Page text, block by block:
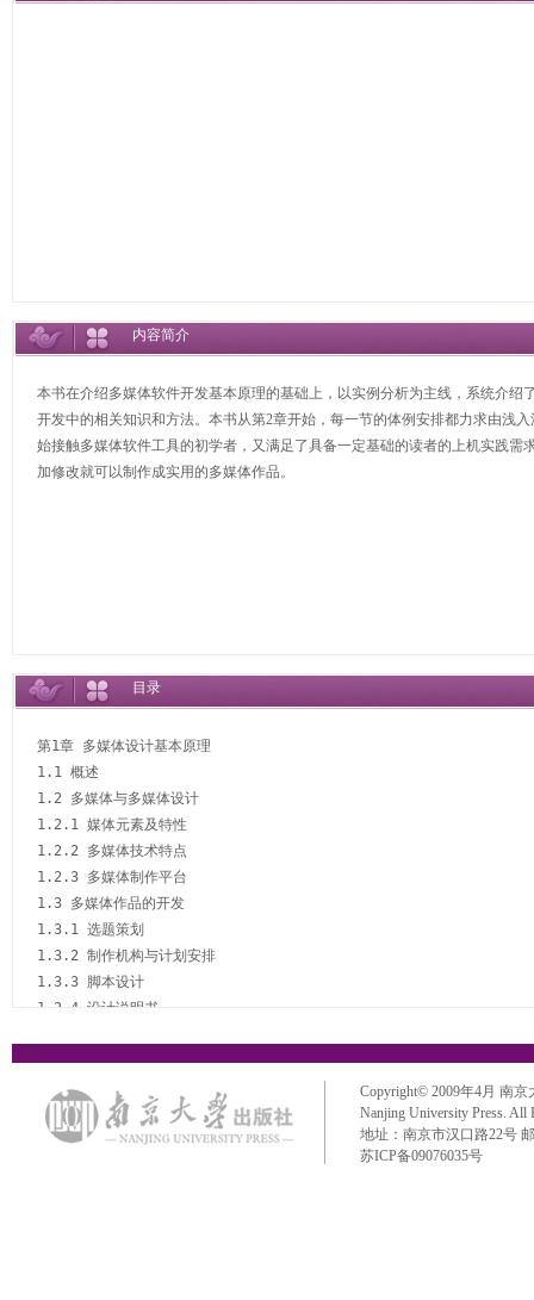
内容简介
本书在介绍多媒体软件开发基本原理的基础上，以实例分析为主线，系统介绍
开发中的相关知识和方法。本书从第2章开始，每一节的体例安排都力求由浅
始接触多媒体软件工具的初学者，又满足了具备一定基础的读者的上机实践
加修改就可以制作成实用的多媒体作品。
目录
第1章 多媒体设计基本原理
1.1 概述
1.2 多媒体与多媒体设计
1.2.1 媒体元素及特性
1.2.2 多媒体技术特点
1.2.3 多媒体制作平台
1.3 多媒体作品的开发
1.3.1 选题策划
1.3.2 制作机构与计划安排
1.3.3 脚本设计
1.3.4 设计说明书
1.3.6 界面设计
1.3.7 素材采集与编辑
1.3.8 编著与编程
1.3.9 测试
Copyright© 2009年4月 南京
Nanjing University Press. All
地址：南京市汉口路22号
苏ICP备09076035号